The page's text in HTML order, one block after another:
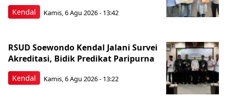
Kendal Kamis, 6 Agu 2026 - 13:42
Kendal
RSUD Soewondo Kendal Jalani Survei
Akreditasi, Bidik Predikat Paripurna
Kamis, 6 Agu 2026 - 13:22